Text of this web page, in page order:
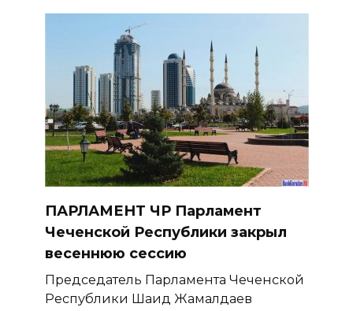
ПАРЛАМЕНТ ЧР Парламент
Чеченской Республики закрыл
весеннюю сессию
Председатель Парламента Чеченской
Республики Шаид Жамалдаев